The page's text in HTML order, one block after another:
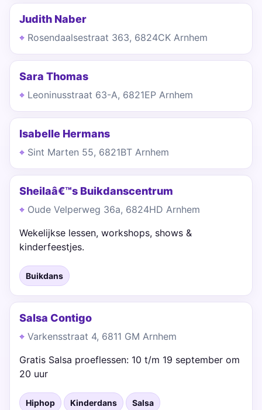
Judith Naber
Rosendaalsestraat 363, 6824CK Arnhem
Sara Thomas
Leoninusstraat 63-A, 6821EP Arnhem
Isabelle Hermans
Sint Marten 55, 6821BT Arnhem
Sheilaâ€™s Buikdanscentrum
Oude Velperweg 36a, 6824HD Arnhem
Wekelijkse lessen, workshops, shows &
kinderfeestjes.
Buikdans
Salsa Contigo
Varkensstraat 4, 6811 GM Arnhem
Gratis Salsa proeflessen: 10 t/m 19 september om
20 uur
Hiphop Kinderdans Salsa